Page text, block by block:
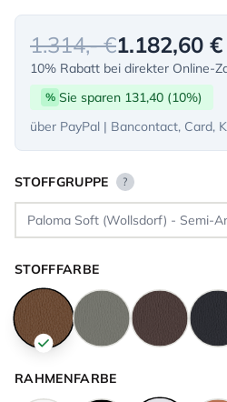
1.314,- €1.182,60 €
10% Rabatt bei direkter Online-
% Sie sparen 131,40 (10%)
über PayPal | Bancontact, Card,
STOFFGRUPPE ?
STOFFFARBE
RAHMENFARBE